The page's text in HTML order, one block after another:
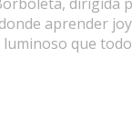
aprender
que